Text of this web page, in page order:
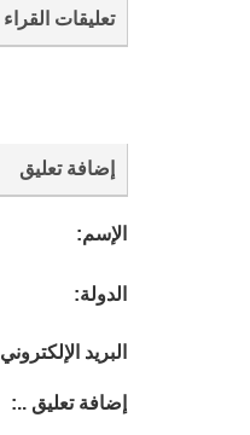
تعليقات القراء
إضافة تعليق
الإسم:
الدولة:
البريد
إضافة تعليق ..: